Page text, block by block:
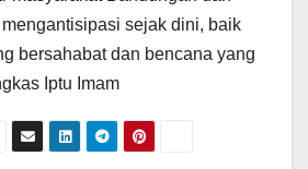
sejak dini, baik
bersahabat dan bencana yang
Iptu Imam